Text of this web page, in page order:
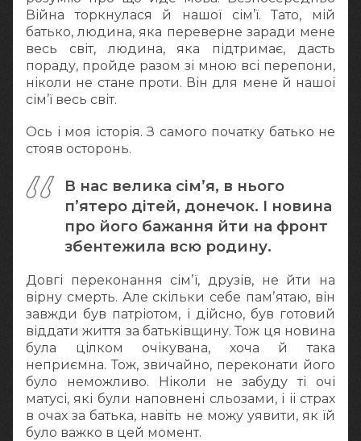
Війна торкнулася й нашої сім’ї. Тато, мій
батько, людина, яка переверне заради мене
весь світ, людина, яка підтримає, дасть
пораду, пройде разом зі мною всі перепони,
ніколи не стане проти. Він для мене й нашої
сім’ї весь світ.
Ось і моя історія. З самого початку батько не
стояв осторонь.
В нас велика сім’я, в нього
п’ятеро дітей, донечок. І новина
про його бажання йти на фронт
збентежила всю родину.
Довгі переконання сімʼї, друзів, не йти на
вірну смерть. Але скільки себе памʼятаю, він
завжди був патріотом, і дійсно, був готовий
віддати життя за батьківщину. Тож ця новина
була цілком очікувана, хоча й така
неприємна. Тож, звичайно, переконати його
було неможливо. Ніколи не забуду ті очі
матусі, які були наповнені сльозами, і іі страх
в очах за батька, навіть не можу уявити, як їй
було важко в цей момент.